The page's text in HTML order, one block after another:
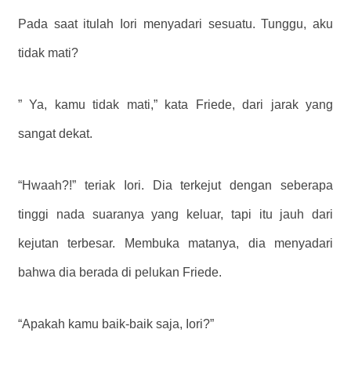
Pada saat itulah Iori menyadari sesuatu. Tunggu, aku
tidak mati?
” Ya, kamu tidak mati,” kata Friede, dari jarak yang
sangat dekat.
“Hwaah?!” teriak Iori. Dia terkejut dengan seberapa
tinggi nada suaranya yang keluar, tapi itu jauh dari
kejutan terbesar. Membuka matanya, dia menyadari
bahwa dia berada di pelukan Friede.
“Apakah kamu baik-baik saja, Iori?”